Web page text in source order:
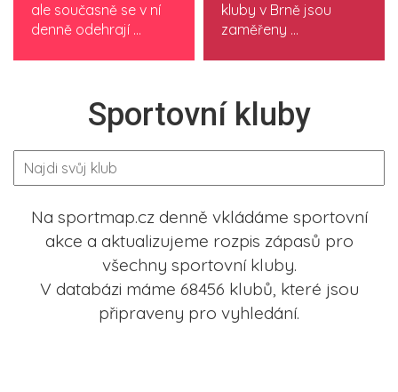
ale současně se v ní
denně odehrají ...
kluby v Brně jsou
zaměřeny ...
Sportovní kluby
Na sportmap.cz denně vkládáme sportovní
akce a aktualizujeme rozpis zápasů pro
všechny sportovní kluby.
V databázi máme 68456 klubů, které jsou
připraveny pro vyhledání.